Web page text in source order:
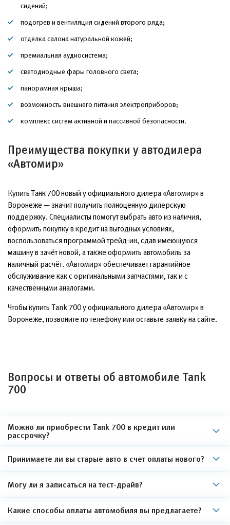
сидений;
подогрев и вентиляция сидений второго ряда;
отделка салона натуральной кожей;
премиальная аудиосистема;
светодиодные фары головного света;
панорамная крыша;
возможность внешнего питания электроприборов;
комплекс систем активной и пассивной безопасности.
Преимущества покупки у автодилера
«Автомир»
Купить Танк 700 новый у официального дилера «Автомир» в
Воронеже — значит получить полноценную дилерскую
поддержку. Специалисты помогут выбрать авто из наличия,
оформить покупку в кредит на выгодных условиях,
воспользоваться программой трейд-ин, сдав имеющуюся
машину в зачёт новой, а также оформить автомобиль за
наличный расчёт. «Автомир» обеспечивает гарантийное
обслуживание как с оригинальными запчастями, так и с
качественными аналогами.
Чтобы купить Tank 700 у официального дилера «Автомир» в
Воронеже, позвоните по телефону или оставьте заявку на сайте.
Вопросы и ответы об автомобиле Tank
700
Можно ли приобрести Tank 700 в кредит или
рассрочку?
Принимаете ли вы старые авто в счет оплаты нового?
Могу ли я записаться на тест-драйв?
Какие способы оплаты автомобиля вы предлагаете?